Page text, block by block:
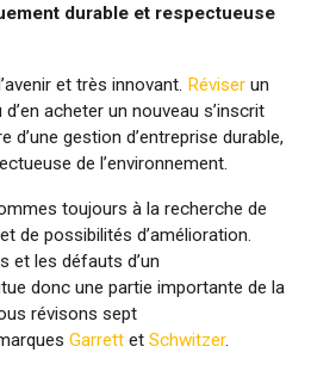
durable et respectueuse
et très innovant. Réviser un
acheter un nouveau s’inscrit
d’une gestion d’entreprise durable,
de l’environnement.
toujours à la recherche de
de possibilités d’amélioration.
et les défauts d’un
donc une partie importante de la
révisons sept
Garrett et Schwitzer.